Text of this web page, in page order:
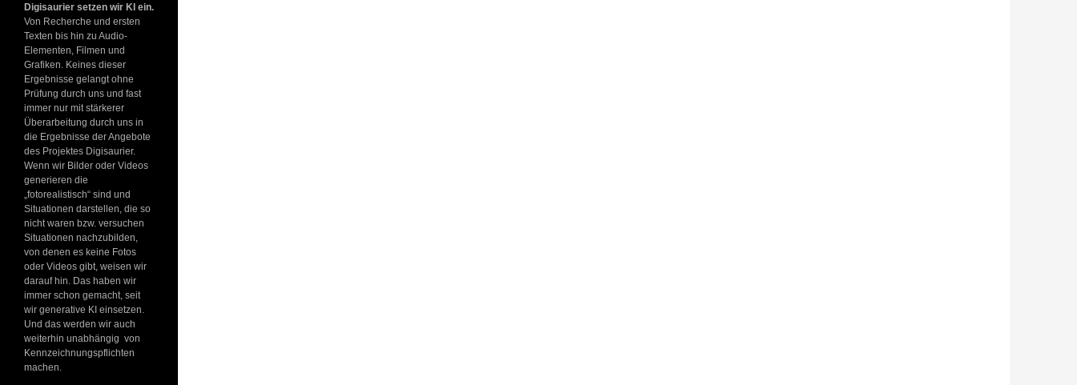
Digisaurier setzen wir KI ein.
Von Recherche und ersten
Texten bis hin zu Audio-
Elementen, Filmen und
Grafiken. Keines dieser
Ergebnisse gelangt ohne
Prüfung durch uns und fast
immer nur mit stärkerer
Überarbeitung durch uns in
die Ergebnisse der Angebote
des Projektes Digisaurier.
Wenn wir Bilder oder Videos
generieren die
„fotorealistisch“ sind und
Situationen darstellen, die so
nicht waren bzw. versuchen
Situationen nachzubilden,
von denen es keine Fotos
oder Videos gibt, weisen wir
darauf hin. Das haben wir
immer schon gemacht, seit
wir generative KI einsetzen.
Und das werden wir auch
weiterhin unabhängig von
Kennzeichnungspflichten
machen.